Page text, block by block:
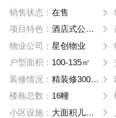
销售状态：在售
项目特色：酒店式公寓 普通住宅 高层
物业公司：星创物业
户型面积： 100-135㎡
装修情况：精装修3000元/㎡
楼栋总数： 16幢
小区设施： 大面积儿童戏水池、环形跑道、社交服务岛、多功能泛会所